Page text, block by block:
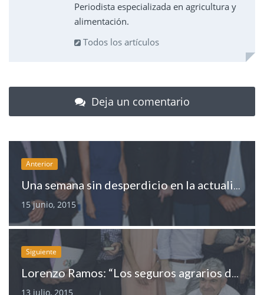
Periodista especializada en agricultura y
alimentación.
Todos los artículos
Deja un comentario
Anterior
Una semana sin desperdicio en la actualidad agroalimentaria
15 junio, 2015
Siguiente
Lorenzo Ramos: “Los seguros agrarios deben ser como antes de la crisis”
13 julio, 2015